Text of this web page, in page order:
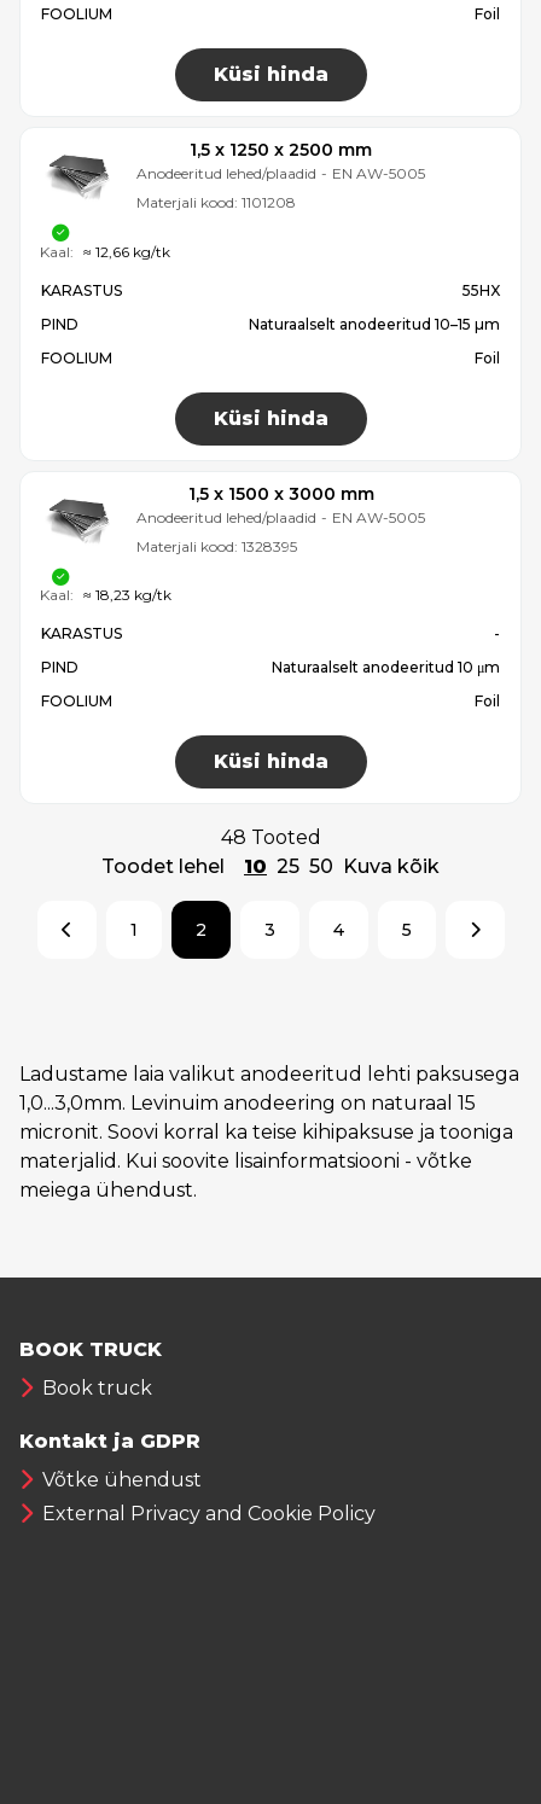
FOOLIUM
Foil
Küsi hinda
1,5 x 1250 x 2500 mm
Anodeeritud lehed/plaadid - EN AW-5005
Materjali kood: 1101208
KARASTUS
55HX
PIND
Naturaalselt anodeeritud 10–15 µm
FOOLIUM
Foil
Küsi hinda
Kaal: ≈ 12,66 kg/tk
1,5 x 1500 x 3000 mm
Anodeeritud lehed/plaadid - EN AW-5005
Materjali kood: 1328395
KARASTUS
-
PIND
Naturaalselt anodeeritud 10 μm
FOOLIUM
Foil
Küsi hinda
Kaal: ≈ 18,23 kg/tk
48 Tooted
Toodet lehel
10 25 50 Kuva kõik
1 2 3 4 5
Ladustame laia valikut anodeeritud lehti paksusega
1,0...3,0mm. Levinuim anodeering on naturaal 15
micronit. Soovi korral ka teise kihipaksuse ja tooniga
materjalid. Kui soovite lisainformatsiooni - võtke
meiega ühendust.
BOOK TRUCK
Book truck
Kontakt ja GDPR
Võtke ühendust
External Privacy and Cookie Policy